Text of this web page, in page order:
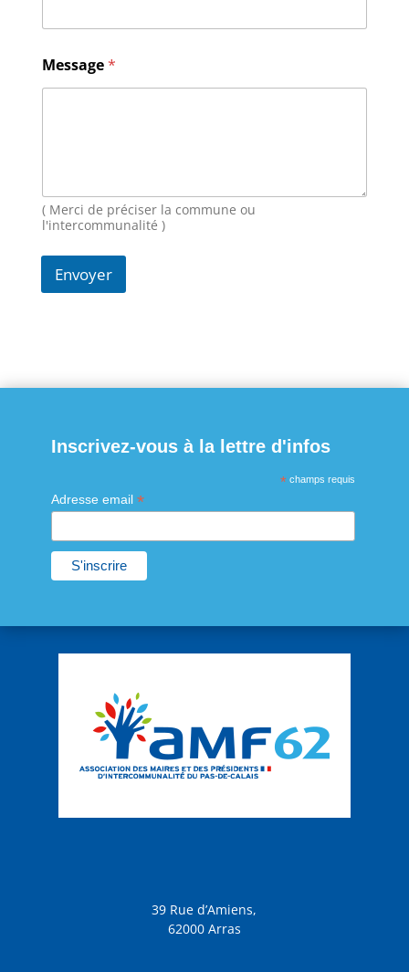
-
m
M
e
s
g
Message*
( Merci de préciser la commune ou
l'intercommunalité )
Envoyer
Inscrivez-vous à la lettre d'infos
* champs requis
Adresse email *
39 Rue d’Amiens,
62000 Arras